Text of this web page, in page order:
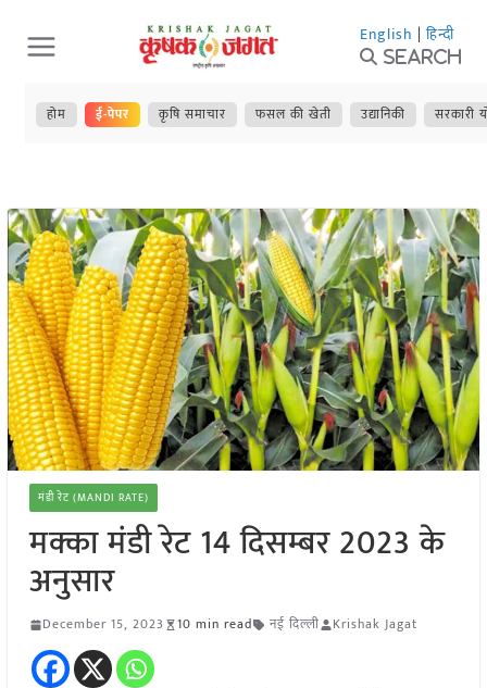
Skip
to
content
English | हिन्दी
Search
होम ई-पेपर कृषि समाचार फसल की खेती उद्यानिकी सरकारी
मंडी रेट (MANDI RATE)
मक्का मंडी रेट 14 दिसम्बर 2023 के
अनुसार
December 15, 2023 10 min read नई दिल्ली Krishak Jagat